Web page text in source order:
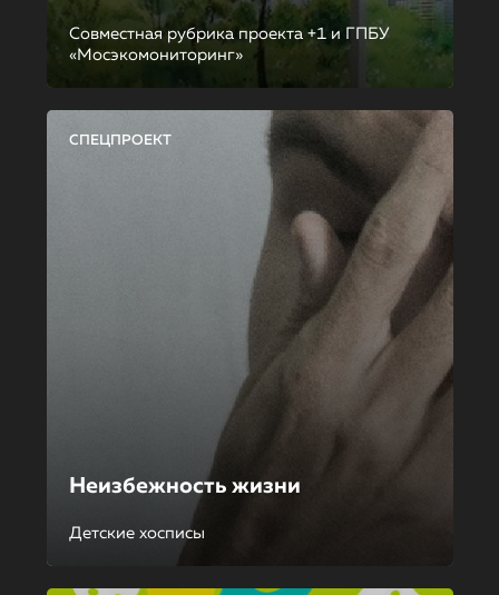
Совместная рубрика проекта +1 и ГПБУ
«Мосэкомониторинг»
СПЕЦПРОЕКТ
Неизбежность жизни
Детские хосписы